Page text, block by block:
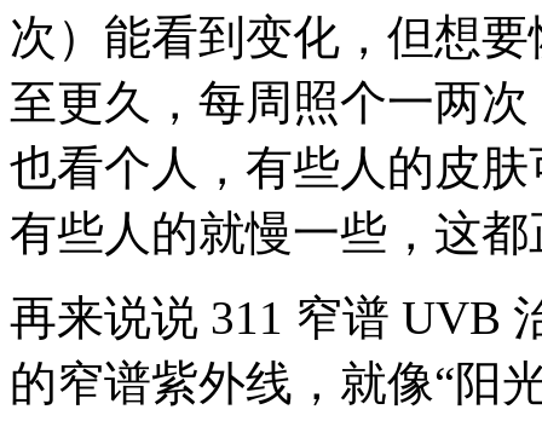
次）能看到变化，但想
至更久，每周照个一两
也看个人，有些人的皮
有些人的就慢一些，这都
再来说说 311 窄谱 UVB
的窄谱紫外线，就像“阳